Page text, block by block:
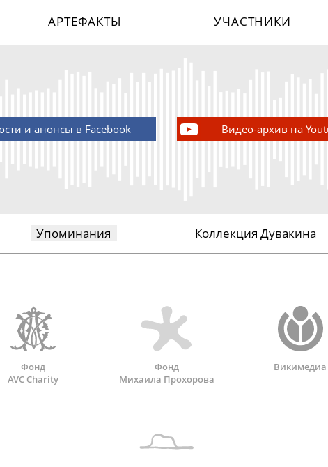
АРТЕФАКТЫ УЧАСТНИКИ
и анонсы в Facebook Видео-архив на
Упоминания Коллекция Дувакина
Фонд
AVC Charity
Фонд
Михаила Прохорова
Викимедиа